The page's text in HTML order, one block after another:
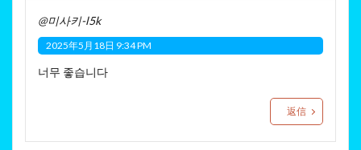
@미사키-l5k
2025年5月18日 9:34 PM
너무 좋습니다
返信